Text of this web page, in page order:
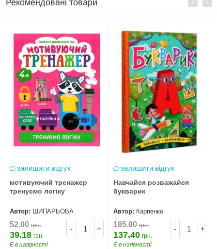
Рекомендовані товари
залишити відгук
мотивуючий тренажер
тренуємо логіку
Автор: ШИПАРЬОВА
- +
52.00 грн.
39.18 грн.
Є в наявності
залишити відгук
Навчайся розважайся
букварик
Автор: Карпенко
- +
185.00 грн.
137.40 грн.
Є в наявності